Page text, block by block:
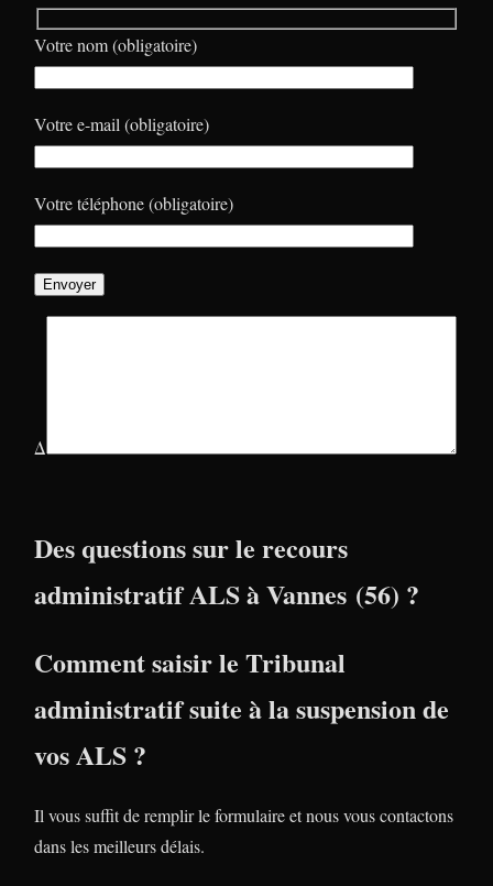
Votre nom (obligatoire)
Votre e-mail (obligatoire)
Votre téléphone (obligatoire)
Δ
Des questions sur le recours
administratif ALS à Vannes (56) ?
Comment saisir le Tribunal
administratif suite à la suspension de
vos ALS ?
Il vous suffit de remplir le formulaire et nous vous contactons
dans les meilleurs délais.